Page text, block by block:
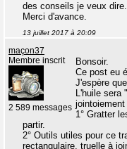
des conseils je veux dire.
Merci d'avance.
13 juillet 2017 à 20:09
maçon37
Membre inscrit
2 589 messages
Bonsoir.
Ce post eu
J'espère
L'huile sera
1° Gratter
partir.
2° Outils utiles pour ce
rectangulaire, truelle à